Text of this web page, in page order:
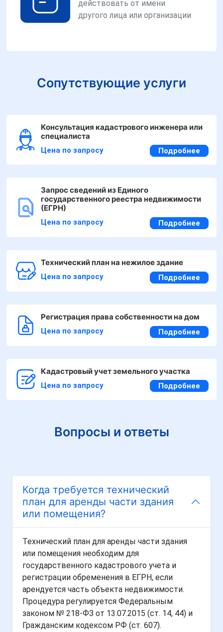
действовать от имени
другого лица или организации
Сопутствующие услуги
Консультация кадастрового инженера или
специалиста
Цена по запросу Подробнее
Запрос сведений из Единого
государственного реестра недвижимости
(ЕГРН)
Цена по запросу Подробнее
Технический план на нежилое здание
Цена по запросу Подробнее
Регистрация права собственности на дом
Цена по запросу Подробнее
Кадастровый учет земельного участка
Цена по запросу Подробнее
Вопросы и ответы
Когда требуется технический
план для аренды части здания
или помещения?
Технический план для аренды части здания
или помещения необходим для
государственного кадастрового учета и
регистрации обременения в ЕГРН, если
арендуется часть объекта недвижимости.
Процедура регулируется Федеральным
законом № 218-ФЗ от 13.07.2015 (ст. 14, 44) и
Гражданским кодексом РФ (ст. 607).